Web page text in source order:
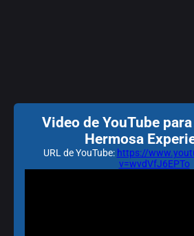
Video de YouTube
Hermosa
URL de YouTube: https://
v=wvdVfJ6EPTo